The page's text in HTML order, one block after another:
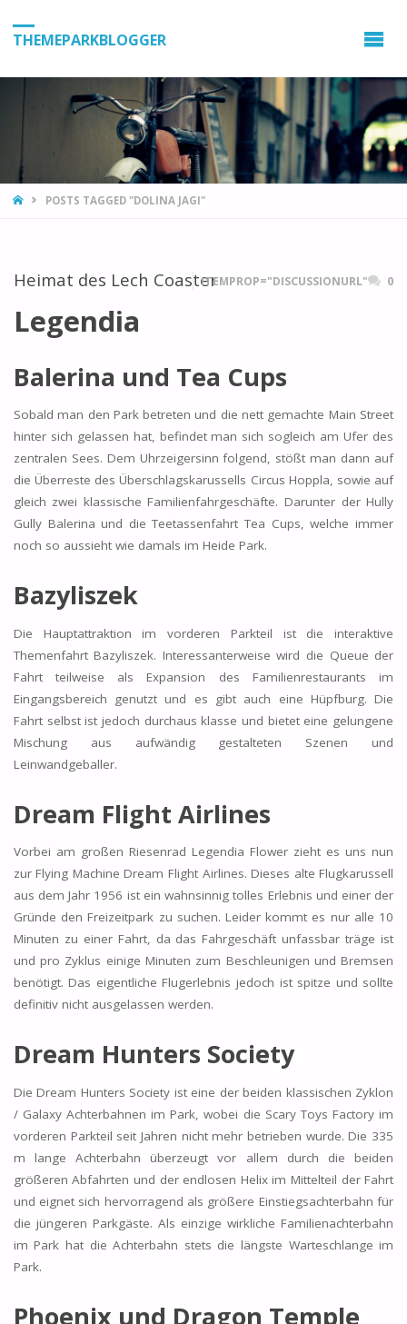
THEMEPARKBLOGGER
HOMEPOSTS TAGGED "DOLINA JAGI"
Heimat des Lech CoasterITEMPROP="DISCUSSIONURL" 0
Legendia
Balerina und Tea Cups
Sobald man den Park betreten und die nett gemachte Main Street
hinter sich gelassen hat, befindet man sich sogleich am Ufer des
zentralen Sees. Dem Uhrzeigersinn folgend, stößt man dann auf
die Überreste des Überschlagskarussells Circus Hoppla, sowie auf
gleich zwei klassische Familienfahrgeschäfte. Darunter der Hully
Gully Balerina und die Teetassenfahrt Tea Cups, welche immer
noch so aussieht wie damals im Heide Park.
Bazyliszek
Die Hauptattraktion im vorderen Parkteil ist die interaktive
Themenfahrt Bazyliszek. Interessanterweise wird die Queue der
Fahrt teilweise als Expansion des Familienrestaurants im
Eingangsbereich genutzt und es gibt auch eine Hüpfburg. Die
Fahrt selbst ist jedoch durchaus klasse und bietet eine gelungene
Mischung aus aufwändig gestalteten Szenen und
Leinwandgeballer.
Dream Flight Airlines
Vorbei am großen Riesenrad Legendia Flower zieht es uns nun
zur Flying Machine Dream Flight Airlines. Dieses alte Flugkarussell
aus dem Jahr 1956 ist ein wahnsinnig tolles Erlebnis und einer der
Gründe den Freizeitpark zu suchen. Leider kommt es nur alle 10
Minuten zu einer Fahrt, da das Fahrgeschäft unfassbar träge ist
und pro Zyklus einige Minuten zum Beschleunigen und Bremsen
benötigt. Das eigentliche Flugerlebnis jedoch ist spitze und sollte
definitiv nicht ausgelassen werden.
Dream Hunters Society
Die Dream Hunters Society ist eine der beiden klassischen Zyklon
/ Galaxy Achterbahnen im Park, wobei die Scary Toys Factory im
vorderen Parkteil seit Jahren nicht mehr betrieben wurde. Die 335
m lange Achterbahn überzeugt vor allem durch die beiden
größeren Abfahrten und der endlosen Helix im Mittelteil der Fahrt
und eignet sich hervorragend als größere Einstiegsachterbahn für
die jüngeren Parkgäste. Als einzige wirkliche Familienachterbahn
im Park hat die Achterbahn stets die längste Warteschlange im
Park.
Phoenix und Dragon Temple